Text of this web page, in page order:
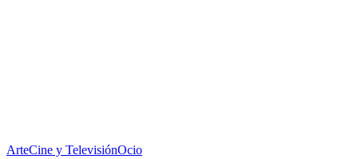
ArteCine y TelevisiónOcio